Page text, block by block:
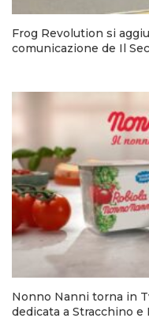
Frog Revolution si
comunicazione de Il
Nonno Nanni torna in
dedicata a Stracchino e